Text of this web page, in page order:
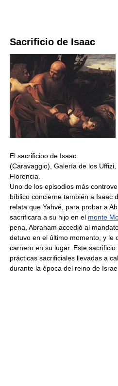
Sacrificio de Isaac
El sacrificioo de Isaac
(Caravaggio), Galería de los Uffizi,
Florencia.
Uno de los episodios más
bíblico concierne también a Isaac
relata que Yahvé, para probar a
sacrificara a su hijo en el monte
pena, Abraham accedió al
detuvo en el último momento, y le
carnero en su lugar. Este
prácticas sacrificiales llevadas a
durante la época del reino de